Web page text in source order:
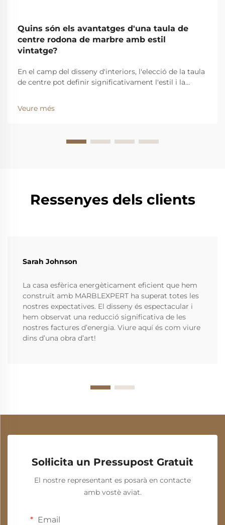
Quins són els avantatges d'una taula de
centre rodona de marbre amb estil
vintatge?
En el camp del disseny d'interiors, l'elecció de la taula
de centre pot definir significativament l'estil i la
opcions, la taula de centre rodona de marbre amb
estil vintage destaca com una peça atemporal que
Veure més
Ressenyes dels clients
Sarah Johnson
La casa esfèrica energèticament eficient que hem
construït amb MARBLEXPERT ha superat totes les
nostres expectatives. El disseny és espectacular i
hem observat una reducció significativa de les
nostres factures d’energia. Viure aquí és com viure
dins d’una obra d’art!
Sol·licita un Pressupost Gratuit
El nostre representant es posarà en contacte
amb vostè aviat.
Email